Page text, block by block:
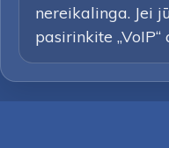
nereikalinga. Jei
pasirinkite „VoIP“